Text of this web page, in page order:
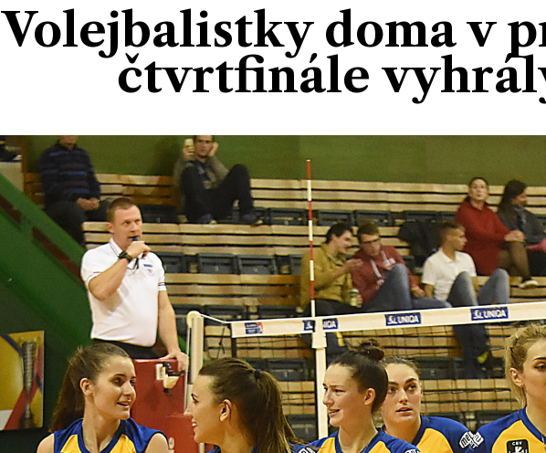
Volejbalistky doma v
čtvrtfinále